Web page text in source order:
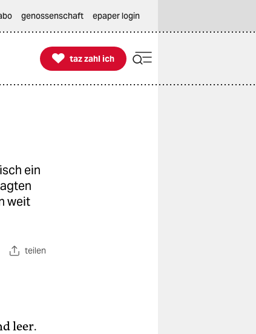
genossenschaft epaper login

taz zahl ich
taz zahl ich
ein
weit
teilen
leer.